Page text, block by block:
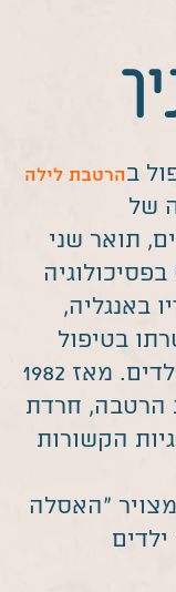
בהרטבת לילה
של
תואר שני
באנגליה,
בטיפול
בבעיות שליטה בסוגרים אצל ילדים. מאז 1982
הרטבה, חרדת
הקשורות
המצויר “האסלה